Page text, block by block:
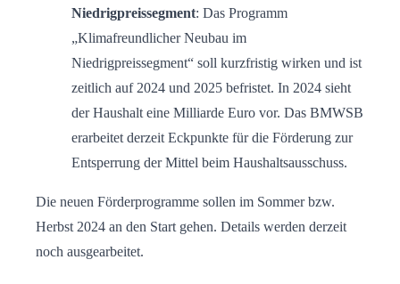
Niedrigpreissegment: Das Programm
„Klimafreundlicher Neubau im
Niedrigpreissegment“ soll kurzfristig wirken und ist
zeitlich auf 2024 und 2025 befristet. In 2024 sieht
der Haushalt eine Milliarde Euro vor. Das BMWSB
erarbeitet derzeit Eckpunkte für die Förderung zur
Entsperrung der Mittel beim Haushaltsausschuss.
Die neuen Förderprogramme sollen im Sommer bzw.
Herbst 2024 an den Start gehen. Details werden derzeit
noch ausgearbeitet.